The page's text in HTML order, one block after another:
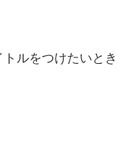
ルをつけたいとき